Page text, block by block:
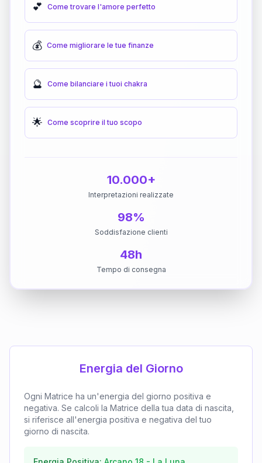
💕 Come trovare l'amore perfetto
💰 Come migliorare le tue finanze
🔮 Come bilanciare i tuoi chakra
🌟 Come scoprire il tuo scopo
10.000+
Interpretazioni realizzate
98%
Soddisfazione clienti
48h
Tempo di consegna
Energia del Giorno
Ogni Matrice ha un'energia del giorno positiva e
negativa. Se calcoli la Matrice della tua data di nascita,
si riferisce all'energia positiva e negativa del tuo
giorno di nascita.